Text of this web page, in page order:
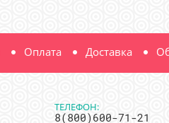
Оплата Доставка
ТЕЛЕФОН:
8(800)600-71-21